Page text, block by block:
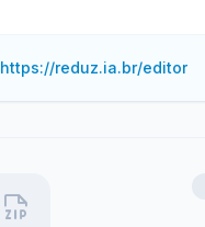
https://reduz.ia.br/editor